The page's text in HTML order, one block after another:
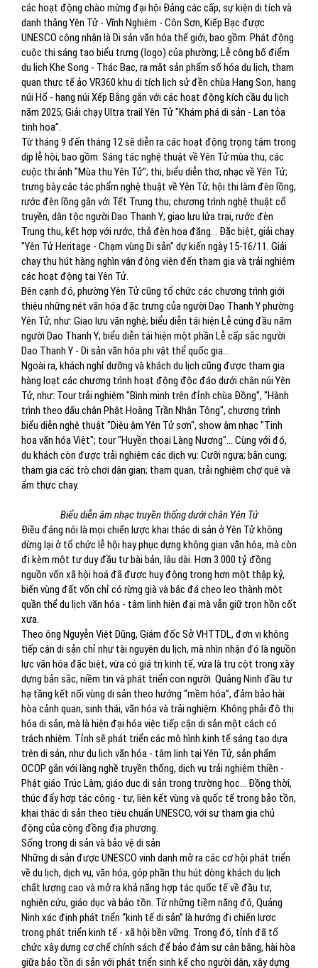
các hoạt động chào mừng đại hội Đảng các cấp, sự kiện di tích và
danh thắng Yên Tử - Vĩnh Nghiêm - Côn Sơn, Kiếp Bạc được
UNESCO công nhận là Di sản văn hóa thế giới, bao gồm: Phát động
cuộc thi sáng tạo biểu trưng (logo) của phường; Lễ công bố điểm
du lịch Khe Song - Thác Bạc, ra mắt sản phẩm số hóa du lịch, tham
quan thực tế ảo VR360 khu di tích lịch sử đền chùa Hang Son, hang
núi Hổ - hang núi Xếp Bằng gắn với các hoạt động kích cầu du lịch
năm 2025; Giải chạy Ultra trail Yên Tử "Khám phá di sản - Lan tỏa
tinh hoa".
Từ tháng 9 đến tháng 12 sẽ diễn ra các hoạt động trọng tâm trong
dịp lễ hội, bao gồm: Sáng tác nghệ thuật về Yên Tử mùa thu, các
cuộc thi ảnh "Mùa thu Yên Tử"; thi, biểu diễn thơ, nhạc về Yên Tử;
trưng bày các tác phẩm nghệ thuật về Yên Tử; hội thi làm đèn lồng;
rước đèn lồng gắn với Tết Trung thu; chương trình nghệ thuật cổ
truyền, dân tộc người Dao Thanh Y; giao lưu lửa trại, rước đèn
Trung thu, kết hợp với rước, thả đèn hoa đăng… Đặc biệt, giải chạy
"Yên Tử Heritage - Chạm vùng Di sản" dự kiến ngày 15-16/11. Giải
chạy thu hút hàng nghìn vận động viên đến tham gia và trải nghiệm
các hoạt động tại Yên Tử.
Bên cạnh đó, phường Yên Tử cũng tổ chức các chương trình giới
thiệu những nét văn hóa đặc trưng của người Dao Thanh Y phường
Yên Tử, như: Giao lưu văn nghệ; biểu diễn tái hiện Lễ cúng đầu năm
người Dao Thanh Y; biểu diễn tái hiện một phần Lễ cấp sắc người
Dao Thanh Y - Di sản văn hóa phi vật thể quốc gia…
Ngoài ra, khách nghỉ dưỡng và khách du lịch cũng được tham gia
hàng loạt các chương trình hoạt động độc đáo dưới chân núi Yên
Tử, như: Tour trải nghiệm "Bình minh trên đỉnh chùa Đồng", "Hành
trình theo dấu chân Phật Hoàng Trần Nhân Tông", chương trình
biểu diễn nghệ thuật "Diệu âm Yên Tử sơn", show âm nhạc "Tinh
hoa văn hóa Việt"; tour "Huyền thoại Làng Nương"… Cùng với đó,
du khách còn được trải nghiệm các dịch vụ: Cưỡi ngựa; bắn cung;
tham gia các trò chơi dân gian; tham quan, trải nghiệm chợ quê và
ẩm thực chay.
Biểu diễn âm nhạc truyền thống dưới chân Yên Tử
Điều đáng nói là mọi chiến lược khai thác di sản ở Yên Tử không
dừng lại ở tổ chức lễ hội hay phục dựng không gian văn hóa, mà còn
đi kèm một tư duy đầu tư bài bản, lâu dài. Hơn 3.000 tỷ đồng
nguồn vốn xã hội hoá đã được huy động trong hơn một thập kỷ,
biến vùng đất vốn chỉ có rừng già và bậc đá cheo leo thành một
quần thể du lịch văn hóa - tâm linh hiện đại mà vẫn giữ trọn hồn cốt
xưa.
Theo ông Nguyễn Việt Dũng, Giám đốc Sở VHTTDL, đơn vị không
tiếp cận di sản chỉ như tài nguyên du lịch, mà nhìn nhận đó là nguồn
lực văn hóa đặc biệt, vừa có giá trị kinh tế, vừa là trụ cột trong xây
dựng bản sắc, niềm tin và phát triển con người. Quảng Ninh đầu tư
hạ tầng kết nối vùng di sản theo hướng “mềm hóa”, đảm bảo hài
hòa cảnh quan, sinh thái, văn hóa và trải nghiệm. Không phải đô thị
hóa di sản, mà là hiện đại hóa việc tiếp cận di sản một cách có
trách nhiệm. Tỉnh sẽ phát triển các mô hình kinh tế sáng tạo dựa
trên di sản, như du lịch văn hóa - tâm linh tại Yên Tử, sản phẩm
OCOP gắn với làng nghề truyền thống, dịch vụ trải nghiệm thiền -
Phật giáo Trúc Lâm, giáo dục di sản trong trường học... Đồng thời,
thúc đẩy hợp tác công - tư, liên kết vùng và quốc tế trong bảo tồn,
khai thác di sản theo tiêu chuẩn UNESCO, với sự tham gia chủ
động của cộng đồng địa phương.
Sống trong di sản và bảo vệ di sản
Những di sản được UNESCO vinh danh mở ra các cơ hội phát triển
về du lịch, dịch vụ, văn hóa, góp phần thu hút dòng khách du lịch
chất lượng cao và mở ra khả năng hợp tác quốc tế về đầu tư,
nghiên cứu, giáo dục và bảo tồn. Từ những tiềm năng đó, Quảng
Ninh xác định phát triển “kinh tế di sản” là hướng đi chiến lược
trong phát triển kinh tế - xã hội bền vững. Trong đó, tỉnh đã tổ
chức xây dựng cơ chế chính sách để bảo đảm sự cân bằng, hài hòa
giữa bảo tồn di sản với phát triển sinh kế cho người dân, xây dựng